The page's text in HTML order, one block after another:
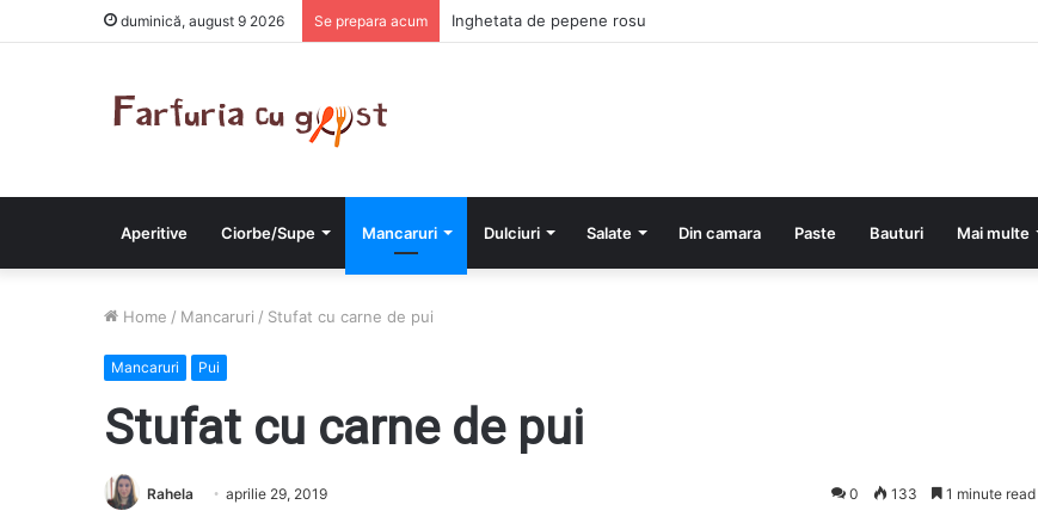
duminică, august 9 2026 Se prepara acum Chiftelute cu cartofi si smantana la cuptor
Aperitive Ciorbe/Supe Mancaruri Dulciuri Salate Din camara Paste Bauturi Mai multe
Home / Mancaruri / Stufat cu carne de pui
Mancaruri Pui
Stufat cu carne de pui
Rahela aprilie 29, 2019 0 133 1 minute read